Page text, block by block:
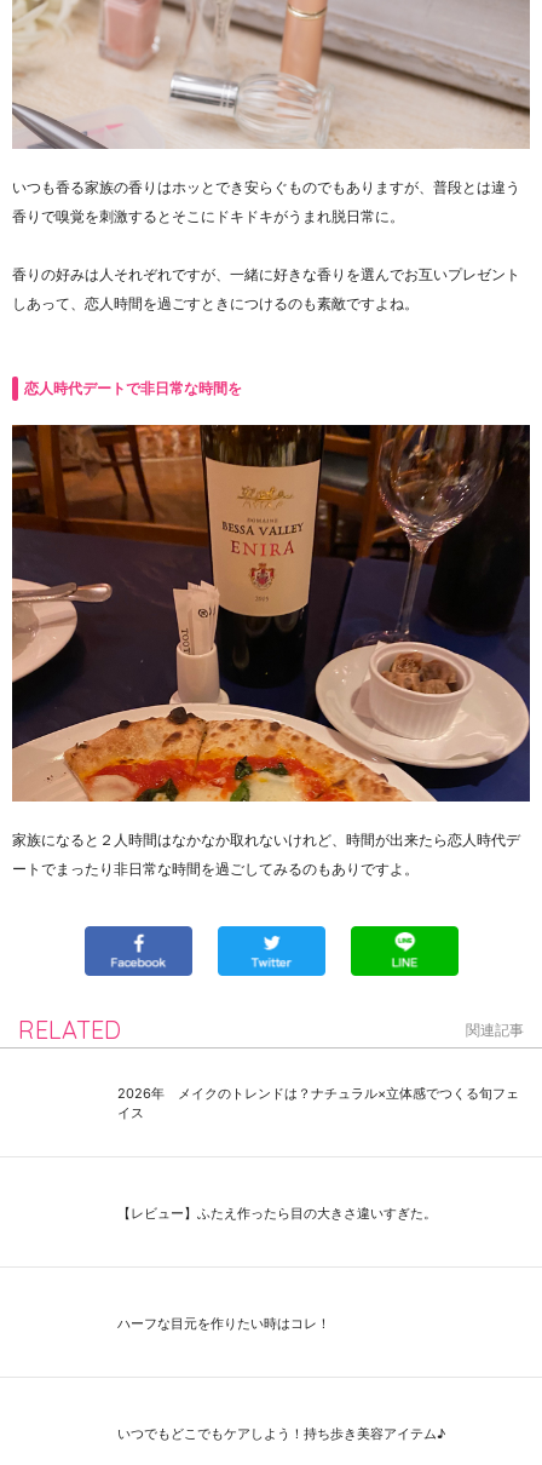
いつも香る家族の香りはホッとでき安らぐものでもありますが、普段とは違う
香りで嗅覚を刺激するとそこにドキドキがうまれ脱日常に。
香りの好みは人それぞれですが、一緒に好きな香りを選んでお互いプレゼント
しあって、恋人時間を過ごすときにつけるのも素敵ですよね。
恋人時代デートで非日常な時間を
家族になると２人時間はなかなか取れないけれど、時間が出来たら恋人時代デ
ートでまったり非日常な時間を過ごしてみるのもありですよ。
RELATED 関連記事
2026年 メイクのトレンドは？ナチュラル×立体感でつくる旬フェ
イス
【レビュー】ふたえ作ったら目の大きさ違いすぎた。
ハーフな目元を作りたい時はコレ！
いつでもどこでもケアしよう！持ち歩き美容アイテム♪